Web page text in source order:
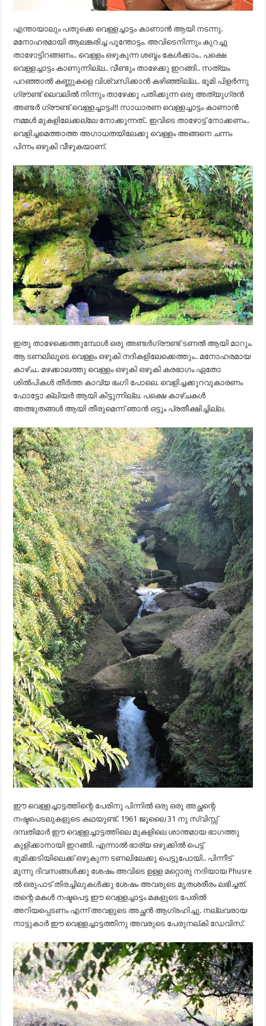
എന്തായാലും പതുക്കെ വെള്ളച്ചാട്ടം കാണാൻ ആയി നടന്നു.
മനോഹരമായി ആലങ്കരിച്ച പൂന്തോട്ടം. അവിടെനിന്നും കുറച്ചു
താഴോട്ടിറങ്ങണം.. വെള്ളം ഒഴുകുന്ന ശബ്ദം കേൾക്കാം.. പക്ഷെ
വെള്ളച്ചാട്ടം കാണുന്നില്ല.. വീണ്ടും താഴേക്കു ഇറങ്ങി.. സത്യം
പറഞ്ഞാൽ കണ്ണുകളെ വിശ്വസിക്കാൻ കഴിഞ്ഞില്ല.. ഭൂമി പിളർന്നു
ഗ്രൗണ്ട് ലെവലിൽ നിന്നും താഴേക്കു പതിക്കുന്ന ഒരു അത്യുഗ്രൻ
അണ്ടർ ഗ്രൗണ്ട് വെള്ളച്ചാട്ടം!!! സാധാരണ വെള്ളച്ചാട്ടം കാണാൻ
നമ്മൾ മുകളിലേക്കല്ലേ നോക്കുന്നത്.. ഇവിടെ താഴോട്ട് നോക്കണം..
വെളിച്ചമെത്താത്ത അഗാധതയിലേക്കു വെള്ളം അങ്ങനെ ചന്നം
പിന്നം ഒഴുകി വീഴുകയാണ്.
ഇതു താഴേക്കെത്തുമ്പോൾ ഒരു അണ്ടർഗ്രൗണ്ട് ടണൽ ആയി മാറും.
ആ ടണലിലൂടെ വെള്ളം ഒഴുകി നദികളിലേക്കെത്തും.. മനോഹരമായ
കാഴ്ച.. മഴക്കാലത്തു വെള്ളം ഒഴുകി ഒഴുകി കരഭാഗം ഏതോ
ശിൽപികൾ തീർത്ത കാവ്യ ഭംഗി പോലെ. വെളിച്ചക്കുറവുകാരണം
ഫോട്ടോ ക്ലിയർ ആയി കിട്ടുന്നില്ല. പക്ഷെ കാഴ്ചകൾ
അത്ഭുതങ്ങൾ ആയി തീരുമെന്ന് ഞാൻ ഒട്ടും പ്രതീക്ഷിച്ചില്ല.
ഈ വെള്ളച്ചാട്ടത്തിന്റെ പേരിനു പിന്നിൽ ഒരു ഒരു അച്ഛന്റെ
നഷ്ടപെടലുകളുടെ കഥയുണ്ട്. 1961 ജൂലൈ 31 നു സ്വിസ്സ്
ദമ്പതിമാർ ഈ വെള്ളച്ചാട്ടത്തിലെ മുകളിലെ ശാന്തമായ ഭാഗത്തു
കുളിക്കാനായി ഇറങ്ങി. എന്നാൽ ഭാര്യ ഒഴുക്കിൽ പെട്ട്
ഭൂമിക്കടിയിലെക്ക് ഒഴുകുന്ന ടണലിലേക്കു പെട്ടുപോയി.. പിന്നീട്
മൂന്നു ദിവസങ്ങൾക്കു ശേഷം അവിടെ ഉള്ള മറ്റൊരു നദിയായ Phusre
ൽ ഒരുപാട് തിരച്ചിലുകൾക്കു ശേഷം അവരുടെ മൃതശരീരം ലഭിച്ചത്.
തന്റെ മകൾ നഷ്ടപെട്ട ഈ വെള്ളച്ചാട്ടം മകളുടെ പേരിൽ
അറിയപ്പെടണം എന്ന് അവളുടെ അച്ഛൻ ആഗ്രഹിച്ചു. നല്ലവരായ
നാട്ടുകാർ ഈ വെള്ളച്ചാട്ടത്തിനു അവരുടെ പേരുനല്കി ഡേവിസ്.